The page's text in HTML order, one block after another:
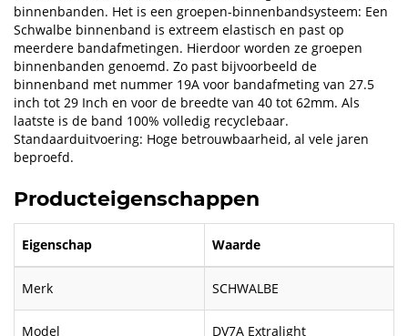
binnenbanden. Het is een groepen-binnenbandsysteem: Een
Schwalbe binnenband is extreem elastisch en past op
meerdere bandafmetingen. Hierdoor worden ze groepen
binnenbanden genoemd. Zo past bijvoorbeeld de
binnenband met nummer 19A voor bandafmeting van 27.5
inch tot 29 Inch en voor de breedte van 40 tot 62mm. Als
laatste is de band 100% volledig recyclebaar.
Standaarduitvoering: Hoge betrouwbaarheid, al vele jaren
beproefd.
Producteigenschappen
Eigenschap Waarde
Merk SCHWALBE
Model DV7A Extralight